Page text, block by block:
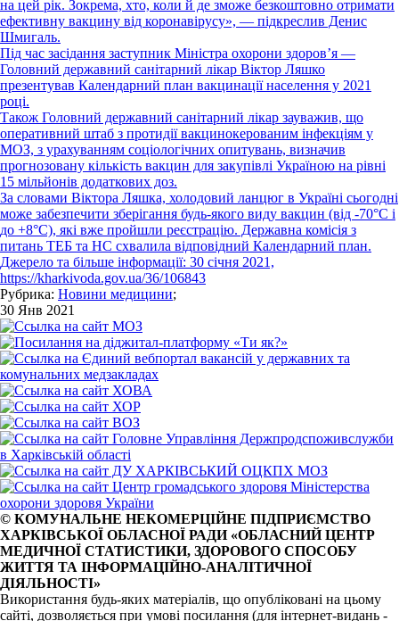
на цей рік. Зокрема, хто, коли й де зможе безкоштовно отримати
ефективну вакцину від коронавірусу», — підкреслив Денис
Шмигаль.
Під час засідання заступник Міністра охорони здоров’я —
Головний державний санітарний лікар Віктор Ляшко
презентував Календарний план вакцинації населення у 2021
році.
Також Головний державний санітарний лікар зауважив, що
оперативний штаб з протидії вакцинокерованим інфекціям у
МОЗ, з урахуванням соціологічних опитувань, визначив
прогнозовану кількість вакцин для закупівлі Україною на рівні
15 мільйонів додаткових доз.
За словами Віктора Ляшка, холодовий ланцюг в Україні сьогодні
може забезпечити зберігання будь-якого виду вакцин (від -70°C і
до +8°C), які вже пройшли реєстрацію. Державна комісія з
питань ТЕБ та НС схвалила відповідний Календарний план.
Джерело та більше інформації: 30 січня 2021,
https://kharkivoda.gov.ua/36/106843
Рубрика: Новини медицини;
30 Янв 2021
© КОМУНАЛЬНЕ НЕКОМЕРЦІЙНЕ ПІДПРИЄМСТВО
ХАРКІВСЬКОЇ ОБЛАСНОЇ РАДИ «ОБЛАСНИЙ ЦЕНТР
МЕДИЧНОЇ СТАТИСТИКИ, ЗДОРОВОГО СПОСОБУ
ЖИТТЯ ТА ІНФОРМАЦІЙНО-АНАЛІТИЧНОЇ
ДІЯЛЬНОСТІ»
Використання будь-яких матеріалів, що опубліковані на цьому
сайті, дозволяється при умові посилання (для інтернет-видань -